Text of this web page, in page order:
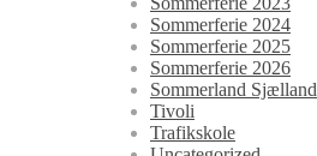
Sommerferie 2024
Sommerferie 2025
Sommerferie 2026
Sommerland Sjælland
Tivoli
Trafikskole